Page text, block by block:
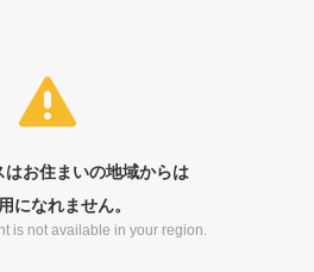
はお住まいの地域からは
になれません。
is not available in your region.